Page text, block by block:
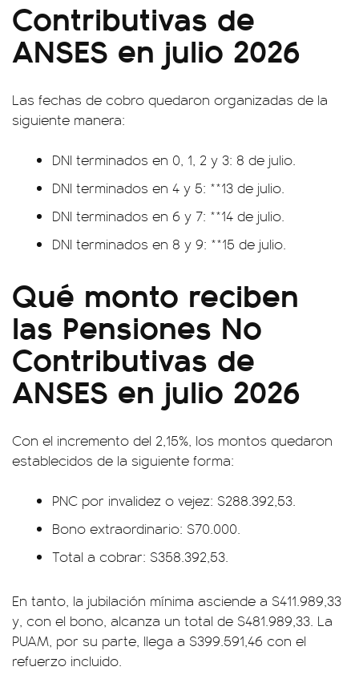
Contributivas de
ANSES en julio 2026
Las fechas de cobro quedaron organizadas de la
siguiente manera:
DNI terminados en 0, 1, 2 y 3: 8 de julio.
DNI terminados en 4 y 5: **13 de julio.
DNI terminados en 6 y 7: **14 de julio.
DNI terminados en 8 y 9: **15 de julio.
Qué monto reciben
las Pensiones No
Contributivas de
ANSES en julio 2026
Con el incremento del 2,15%, los montos quedaron
establecidos de la siguiente forma:
PNC por invalidez o vejez: $288.392,53.
Bono extraordinario: $70.000.
Total a cobrar: $358.392,53.
En tanto, la jubilación mínima asciende a $411.989,33
y, con el bono, alcanza un total de $481.989,33. La
PUAM, por su parte, llega a $399.591,46 con el
refuerzo incluido.